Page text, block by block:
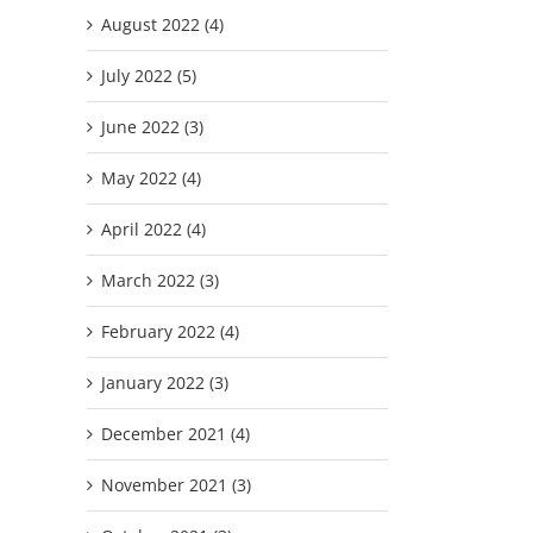
August 2022 (4)
July 2022 (5)
June 2022 (3)
May 2022 (4)
April 2022 (4)
March 2022 (3)
February 2022 (4)
January 2022 (3)
December 2021 (4)
November 2021 (3)